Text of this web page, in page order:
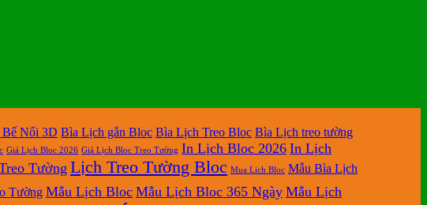
Nổi 3D Bìa Lịch gắn Bloc Bìa Lịch Treo Bloc Bìa Lịch treo tường
Giá Lịch Bloc 2026 Giá Lịch Bloc Treo Tường In Lịch Bloc 2026 In Lịch
Tường Lịch Treo Tường Bloc Mua Lich Bloc Mẫu Bìa Lịch
Tường Mẫu Lịch Bloc Mẫu Lịch Bloc 365 Ngày Mẫu Lịch